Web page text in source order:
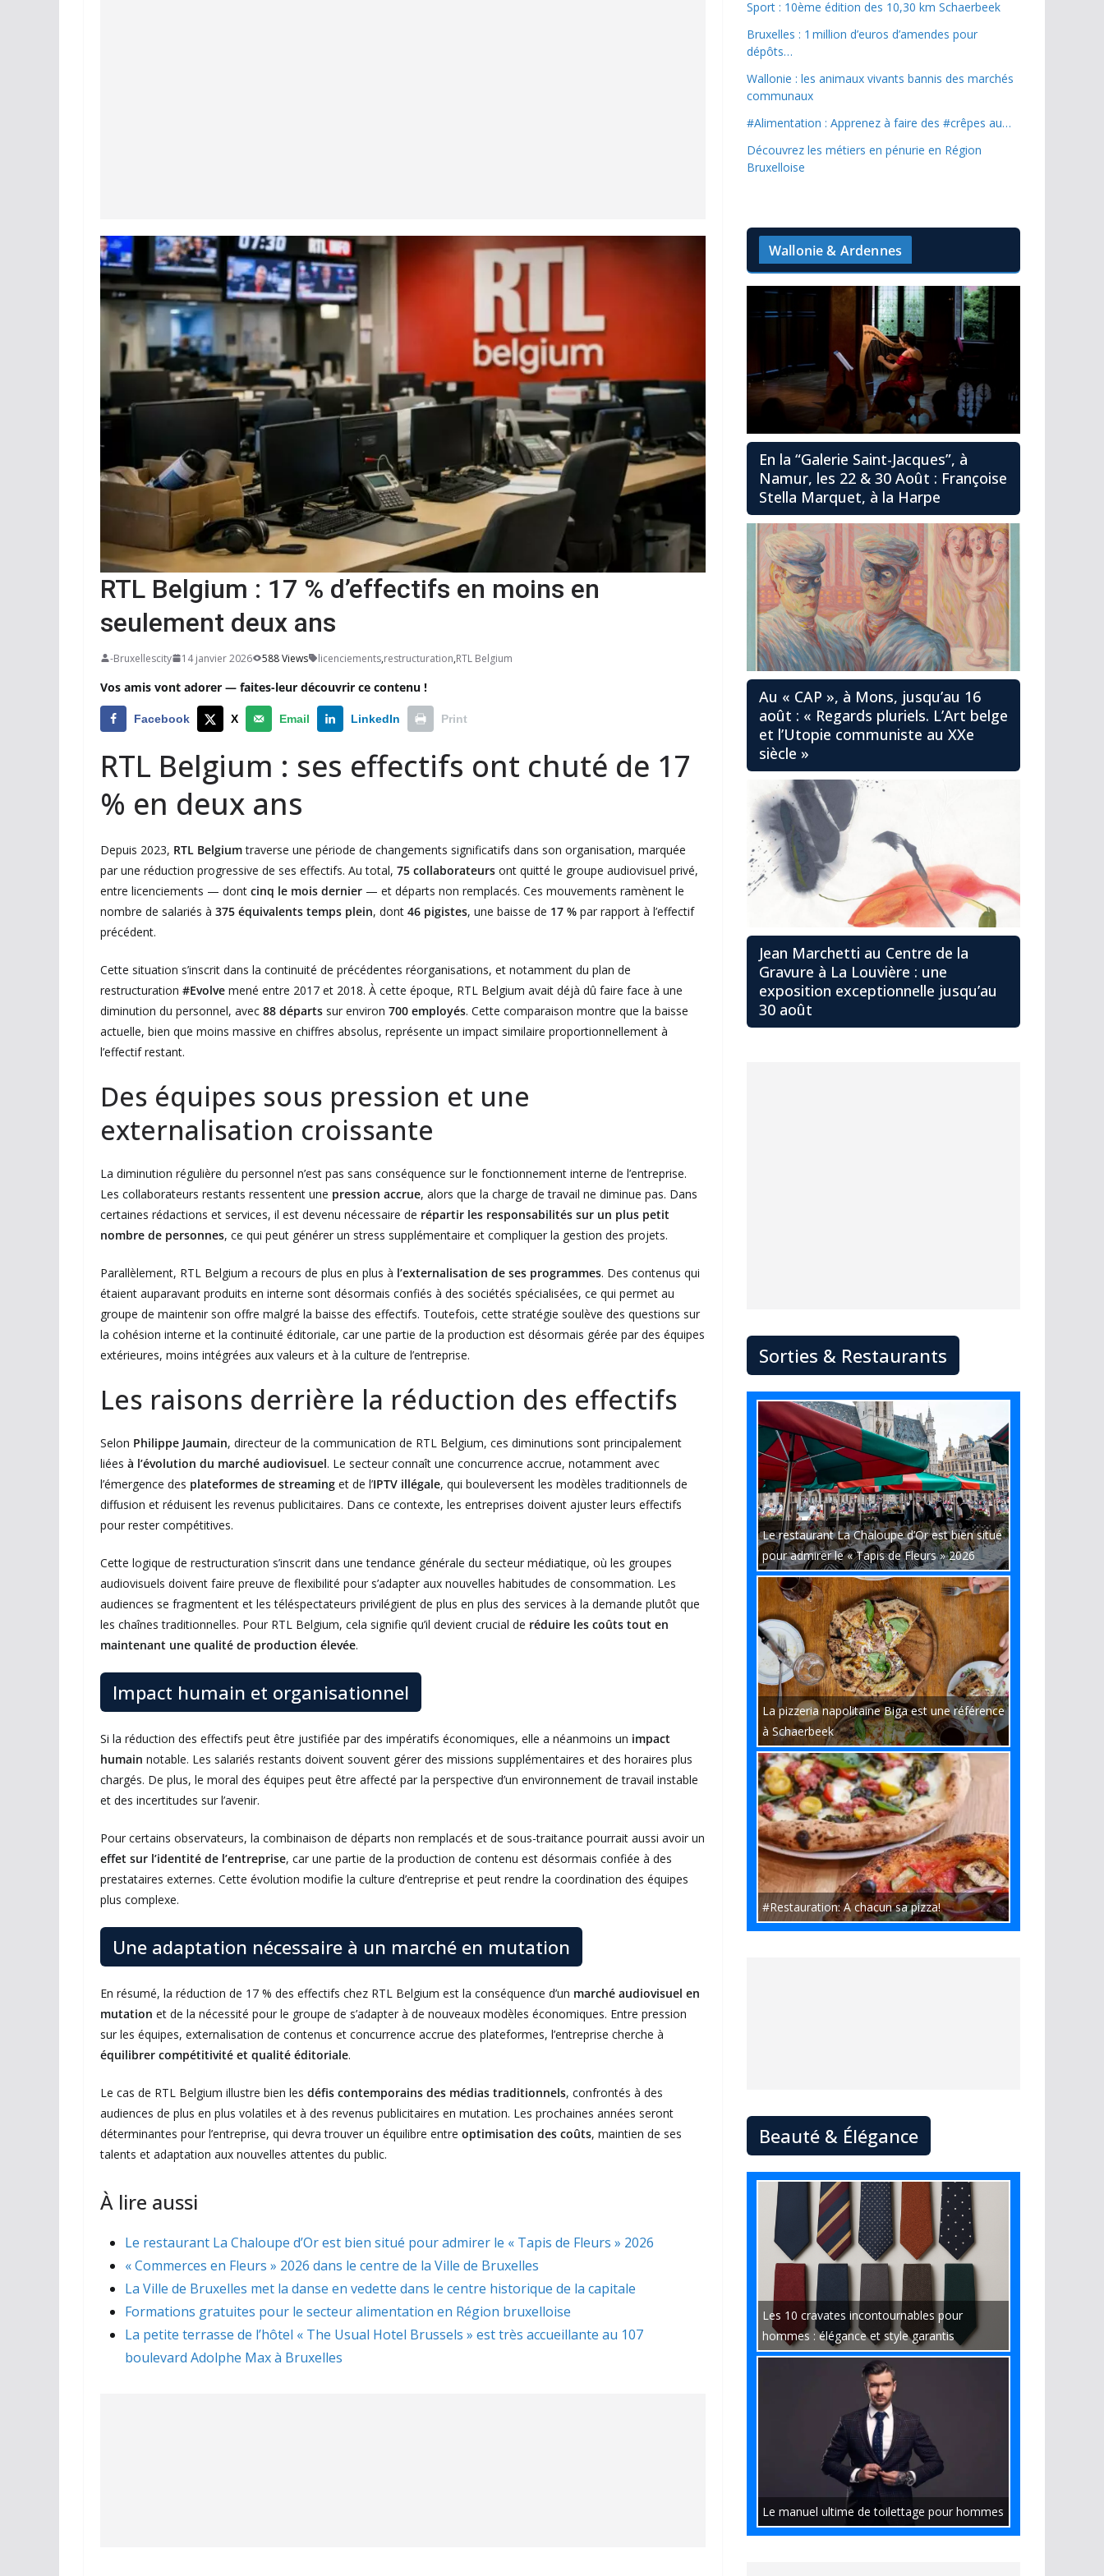
RTL Belgium : 17 % d’effectifs en moins en
seulement deux ans
-Bruxellescity 14 janvier 2026 588 Views licenciements,restructuration,RTL Belgium
Vos amis vont adorer — faites-leur découvrir ce contenu !
Facebook X Email LinkedIn Print
RTL Belgium : ses effectifs ont chuté de 17
% en deux ans
Depuis 2023, RTL Belgiumtraverse une période de changements significatifs dans son organisation, marquée
par une réduction progressive de ses effectifs. Au total, 75 collaborateurs ont quitté le groupe audiovisuel privé,
entre licenciements — dont cinq le mois dernier — et départs non remplacés. Ces mouvements ramènent le
nombre de salariés à 375 équivalents temps plein, dont 46 pigistes, une baisse de 17 % par rapport à l’effectif
précédent.
Cette situation s’inscrit dans la continuité de précédentes réorganisations, et notamment du plan de
restructuration #Evolve mené entre 2017 et 2018. À cette époque, RTL Belgium avait déjà dû faire face à une
diminution du personnel, avec 88 départs sur environ 700 employés. Cette comparaison montre que la baisse
actuelle, bien que moins massive en chiffres absolus, représente un impact similaire proportionnellement à
l’effectif restant.
Des équipes sous pression et une
externalisation croissante
La diminution régulière du personnel n’est pas sans conséquence sur le fonctionnement interne de l’entreprise.
Les collaborateurs restants ressentent une pression accrue, alors que la charge de travail ne diminue pas. Dans
certaines rédactions et services, il est devenu nécessaire de répartir les responsabilités sur un plus petit
nombre de personnes, ce qui peut générer un stress supplémentaire et compliquer la gestion des projets.
Parallèlement, RTL Belgium a recours de plus en plus à l’externalisation de ses programmes. Des contenus qui
étaient auparavant produits en interne sont désormais confiés à des sociétés spécialisées, ce qui permet au
groupe de maintenir son offre malgré la baisse des effectifs. Toutefois, cette stratégie soulève des questions sur
la cohésion interne et la continuité éditoriale, car une partie de la production est désormais gérée par des équipes
extérieures, moins intégrées aux valeurs et à la culture de l’entreprise.
Les raisons derrière la réduction des effectifs
Selon Philippe Jaumain, directeur de la communication de RTL Belgium, ces diminutions sont principalement
liées à l’évolution du marché audiovisuel. Le secteur connaît une concurrence accrue, notamment avec
l’émergence des plateformes de streaming et de l’IPTV illégale, qui bouleversent les modèles traditionnels de
diffusion et réduisent les revenus publicitaires. Dans ce contexte, les entreprises doivent ajuster leurs effectifs
pour rester compétitives.
Cette logique de restructuration s’inscrit dans une tendance générale du secteur médiatique, où les groupes
audiovisuels doivent faire preuve de flexibilité pour s’adapter aux nouvelles habitudes de consommation. Les
audiences se fragmentent et les téléspectateurs privilégient de plus en plus des services à la demande plutôt que
les chaînes traditionnelles. Pour RTL Belgium, cela signifie qu’il devient crucial de réduire les coûts tout en
maintenant une qualité de production élevée.
Impact humain et organisationnel
Si la réduction des effectifs peut être justifiée par des impératifs économiques, elle a néanmoins un impact
humain notable. Les salariés restants doivent souvent gérer des missions supplémentaires et des horaires plus
chargés. De plus, le moral des équipes peut être affecté par la perspective d’un environnement de travail instable
et des incertitudes sur l’avenir.
Pour certains observateurs, la combinaison de départs non remplacés et de sous-traitance pourrait aussi avoir un
effet sur l’identité de l’entreprise, car une partie de la production de contenu est désormais confiée à des
prestataires externes. Cette évolution modifie la culture d’entreprise et peut rendre la coordination des équipes
plus complexe.
Une adaptation nécessaire à un marché en mutation
En résumé, la réduction de 17 % des effectifs chez RTL Belgium est la conséquence d’un marché audiovisuel en
mutation et de la nécessité pour le groupe de s’adapter à de nouveaux modèles économiques. Entre pression
sur les équipes, externalisation de contenus et concurrence accrue des plateformes, l’entreprise cherche à
équilibrer compétitivité et qualité éditoriale.
Le cas de RTL Belgium illustre bien les défis contemporains des médias traditionnels, confrontés à des
audiences de plus en plus volatiles et à des revenus publicitaires en mutation. Les prochaines années seront
déterminantes pour l’entreprise, qui devra trouver un équilibre entre optimisation des coûts, maintien de ses
talents et adaptation aux nouvelles attentes du public.
À lire aussi
Le restaurant La Chaloupe d’Or est bien situé pour admirer le « Tapis de Fleurs » 2026
« Commerces en Fleurs » 2026 dans le centre de la Ville de Bruxelles
La Ville de Bruxelles met la danse en vedette dans le centre historique de la capitale
Formations gratuites pour le secteur alimentation en Région bruxelloise
La petite terrasse de l’hôtel « The Usual Hotel Brussels » est très accueillante au 107
boulevard Adolphe Max à Bruxelles
Sport : 10ème édition des 10,30 km Schaerbeek
Bruxelles : 1 million d’euros d’amendes pour
dépôts…
Wallonie : les animaux vivants bannis des marchés
communaux
#Alimentation : Apprenez à faire des #crêpes au…
Découvrez les métiers en pénurie en Région
Bruxelloise
Wallonie & Ardennes
En la “Galerie Saint-Jacques”, à
Namur, les 22 & 30 Août : Françoise
Stella Marquet, à la Harpe
Au « CAP », à Mons, jusqu’au 16
août : « Regards pluriels. L’Art belge
et l’Utopie communiste au XXe
siècle »
Jean Marchetti au Centre de la
Gravure à La Louvière : une
exposition exceptionnelle jusqu’au
30 août
Sorties & Restaurants
Le restaurant La Chaloupe d’Or est bien situé
pour admirer le « Tapis de Fleurs » 2026
La pizzeria napolitaine Biga est une référence
à Schaerbeek
#Restauration: A chacun sa pizza!
Beauté & Élégance
Les 10 cravates incontournables pour
hommes : élégance et style garantis
Le manuel ultime de toilettage pour hommes